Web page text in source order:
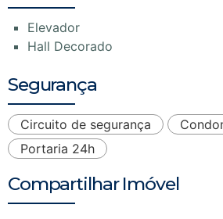
Elevador
Hall Decorado
Segurança
Circuito de segurança
Portaria 24h
Compartilhar Imóvel